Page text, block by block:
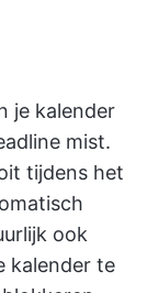
je kalender
mist.
tijdens het
ook
kalender te